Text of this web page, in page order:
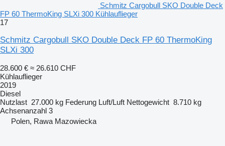
Schmitz Cargobull SKO Double Deck
FP 60 ThermoKing SLXi 300 Kühlauflieger
17
Schmitz Cargobull SKO Double Deck FP 60 ThermoKing
SLXi 300
28.600 € ≈ 26.610 CHF
Kühlauflieger
2019
Diesel
Nutzlast 27.000 kg Federung Luft/Luft Nettogewicht 8.710 kg
Achsenanzahl 3
Polen, Rawa Mazowiecka